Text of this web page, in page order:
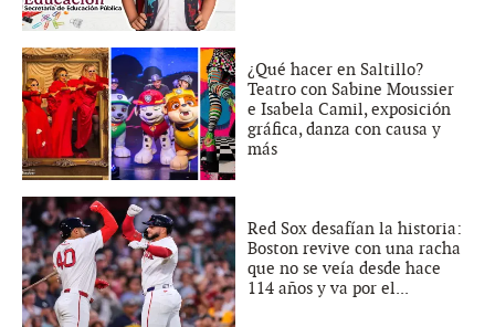
¿Qué hacer en Saltillo?
Teatro con Sabine Moussier
e Isabela Camil, exposición
gráfica, danza con causa y
más
Red Sox desafían la historia:
Boston revive con una racha
que no se veía desde hace
114 años y va por el...